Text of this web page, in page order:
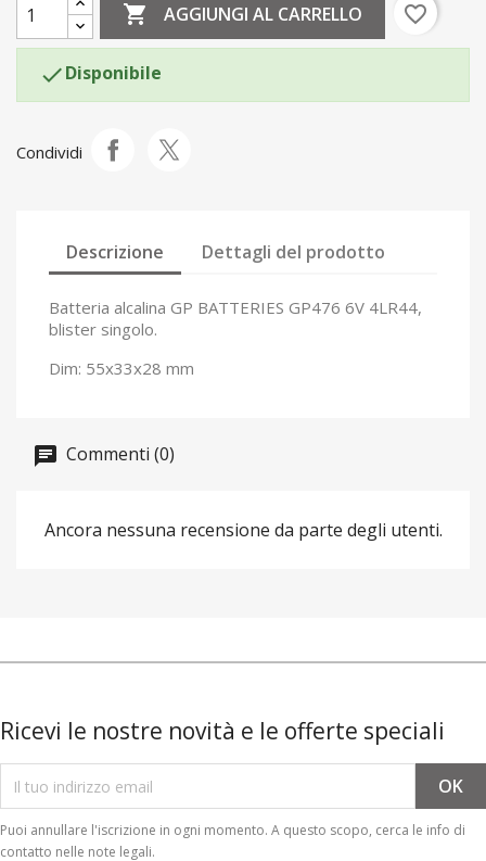
 AGGIUNGI AL CARRELLO favorite_border
Disponibile
Condividi
Descrizione Dettagli del prodotto
Batteria alcalina GP BATTERIES GP476 6V 4LR44,
blister singolo.
Dim: 55x33x28 mm
Commenti (0)
Ancora nessuna recensione da parte degli utenti.
Ricevi le nostre novità e le offerte speciali
Puoi annullare l'iscrizione in ogni momento. A questo scopo, cerca le info di
contatto nelle note legali.